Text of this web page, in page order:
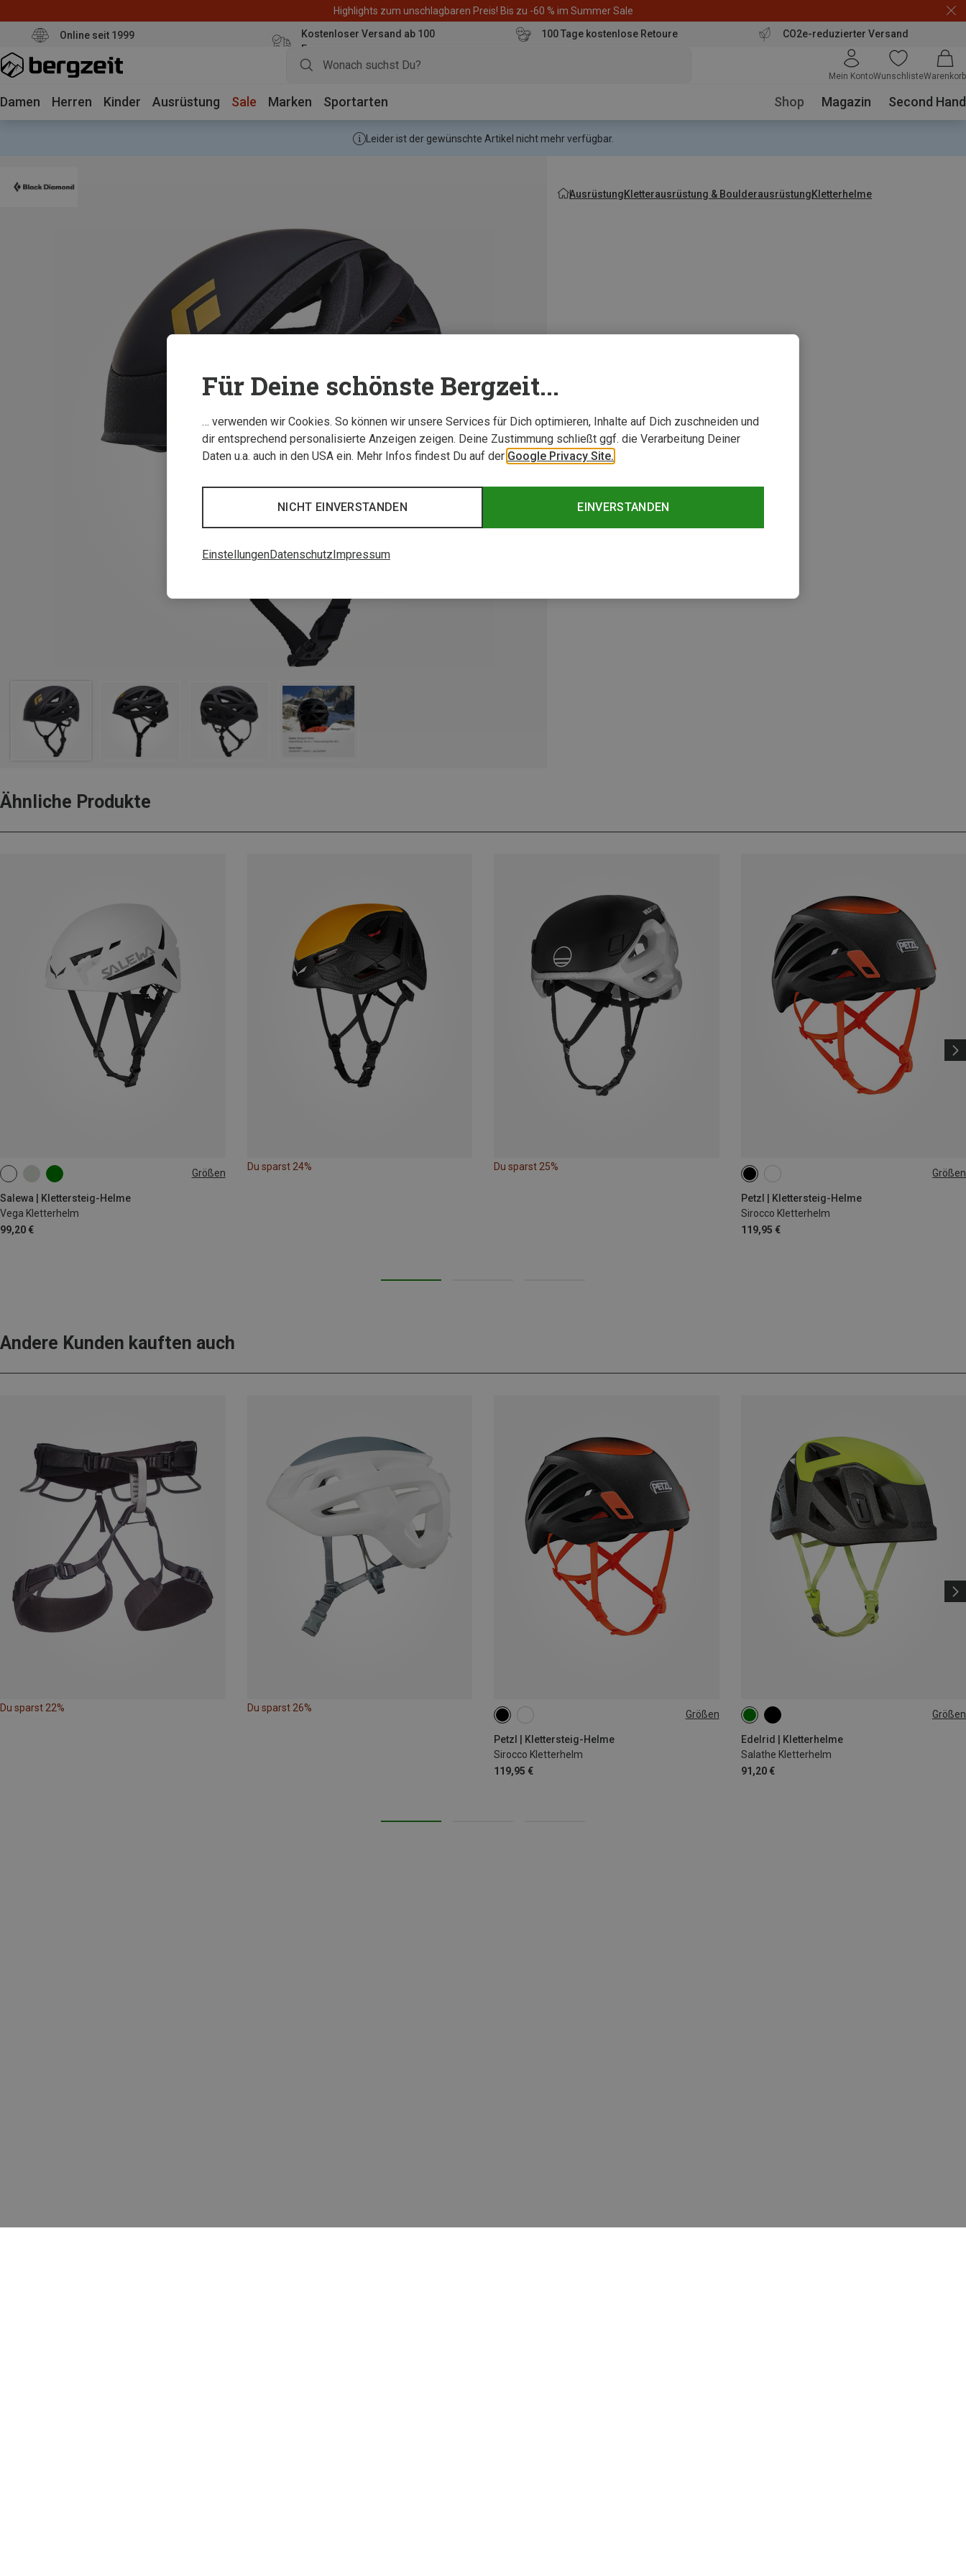
Highlights zum unschlagbaren Preis! Bis zu -60 % im Summer Sale
Online seit 1999
Kostenloser Versand ab 100
Euro
100 Tage kostenlose Retoure CO2e-reduzierter Versand
Mein KontoWunschlisteWarenkorb
Damen Herren Kinder Ausrüstung Sale Marken Sportarten Shop Magazin Second Hand
Leider ist der gewünschte Artikel nicht mehr verfügbar.
AusrüstungKletterausrüstung & BoulderausrüstungKletterhelme
Ähnliche Produkte
Größen
Salewa | Klettersteig-Helme
Vega Kletterhelm
99,20 €
L-XL | 59-63CM
Du sparst 24% Du sparst 25%
Größen
Petzl | Klettersteig-Helme
Sirocco Kletterhelm
119,95 €
48-58CM
Andere Kunden kauften auch
Du sparst 22% Du sparst 26%
Größen
Petzl | Klettersteig-Helme
Sirocco Kletterhelm
119,95 €
48-58CM Größen
Edelrid | Kletterhelme
Salathe Kletterhelm
91,20 €
50-58CM
Für Deine schönste Bergzeit...
… verwenden wir Cookies. So können wir unsere Services für Dich optimieren, Inhalte auf Dich zuschneiden und
dir entsprechend personalisierte Anzeigen zeigen. Deine Zustimmung schließt ggf. die Verarbeitung Deiner
Daten u.a. auch in den USA ein. Mehr Infos findest Du auf der Google Privacy Site.
EINVERSTANDEN
NICHT EINVERSTANDEN
EinstellungenDatenschutzImpressum